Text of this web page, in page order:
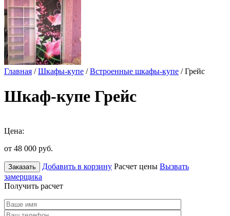
Главная /Шкафы-купе /Встроенные шкафы-купе / Грейс
Шкаф-купе Грейс
Цена:
от 48 000 руб.
Заказать Добавить в корзину Расчет цены Вызвать
замерщика
Получить расчет